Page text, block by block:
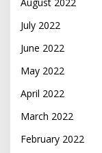
July 2022
June 2022
May 2022
April 2022
March 2022
February 2022